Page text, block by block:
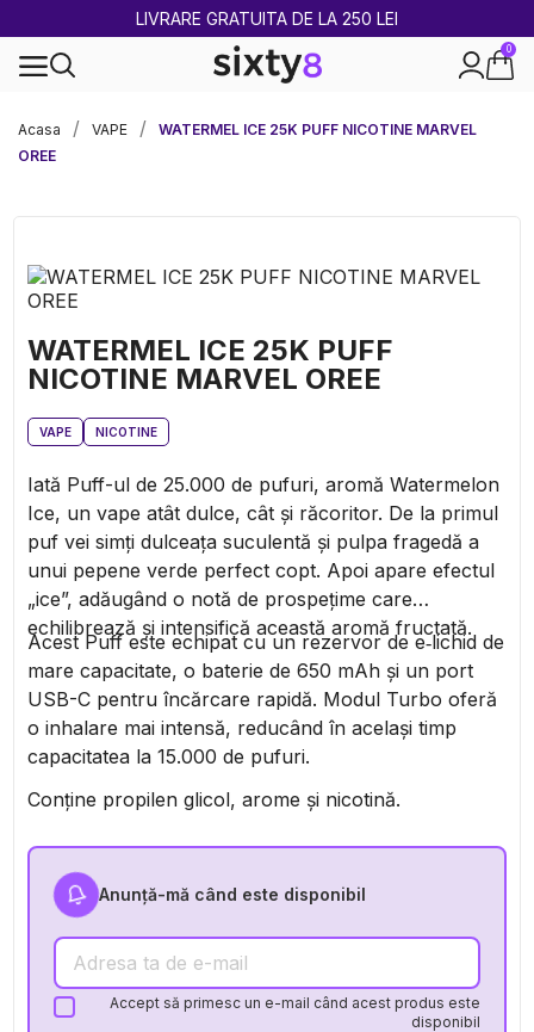
2 CUMPĂRATE = 1 CADOU
0
Acasa
VAPE
WATERMEL ICE 25K PUFF NICOTINE MARVEL
OREE
WATERMEL ICE 25K PUFF
NICOTINE MARVEL OREE
VAPE NICOTINE
Iată Puff-ul de 25.000 de pufuri, aromă Watermelon
Ice, un vape atât dulce, cât și răcoritor. De la primul
puf vei simți dulceața suculentă și pulpa fragedă a
unui pepene verde perfect copt. Apoi apare efectul
„ice”, adăugând o notă de prospețime care
echilibrează și intensifică această aromă fructată.
Acest Puff este echipat cu un rezervor de e‑lichid de
mare capacitate, o baterie de 650 mAh și un port
USB-C pentru încărcare rapidă. Modul Turbo oferă
o inhalare mai intensă, reducând în același timp
capacitatea la 15.000 de pufuri.
Conține propilen glicol, arome și nicotină.
Anunță-mă când este disponibil
Accept să primesc un e-mail când acest produs este
disponibil